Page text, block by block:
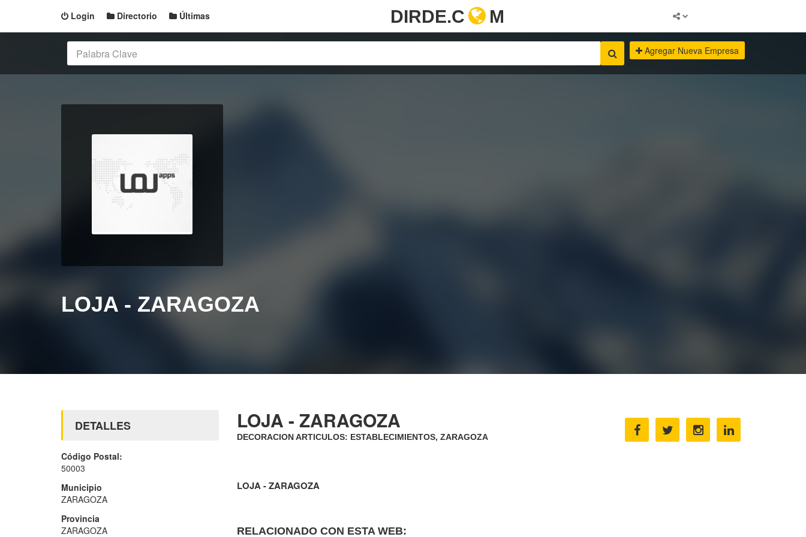
Login Directorio Últimas DIRDE.C M
Agregar Nueva Empresa
LOJA - ZARAGOZA
LOJA - ZARAGOZA
DECORACION ARTICULOS: ESTABLECIMIENTOS, ZARAGOZA
LOJA - ZARAGOZA
RELACIONADO CON ESTA WEB:
DETALLES
Código Postal:
50003
Municipio
ZARAGOZA
Provincia
ZARAGOZA